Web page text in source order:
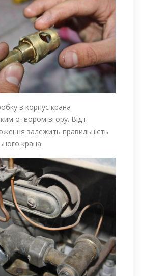
в корпус крана
отвором вгору. Від її
залежить правильність
крана.